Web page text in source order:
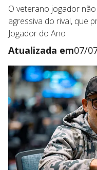
O veterano jogador
agressiva do rival, que
Jogador do Ano
Atualizada em07/